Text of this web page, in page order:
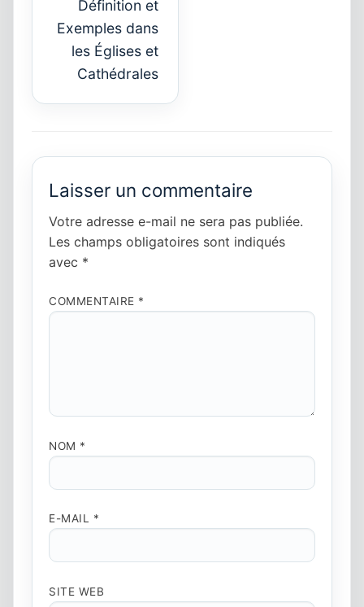
post:
Définition et
Exemples dans
les Églises et
Cathédrales
Laisser un commentaire
Votre adresse e-mail ne sera pas publiée.
Les champs obligatoires sont indiqués
avec *
COMMENTAIRE *
NOM *
E-MAIL *
SITE WEB